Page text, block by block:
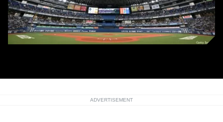
ADVERTISEMENT